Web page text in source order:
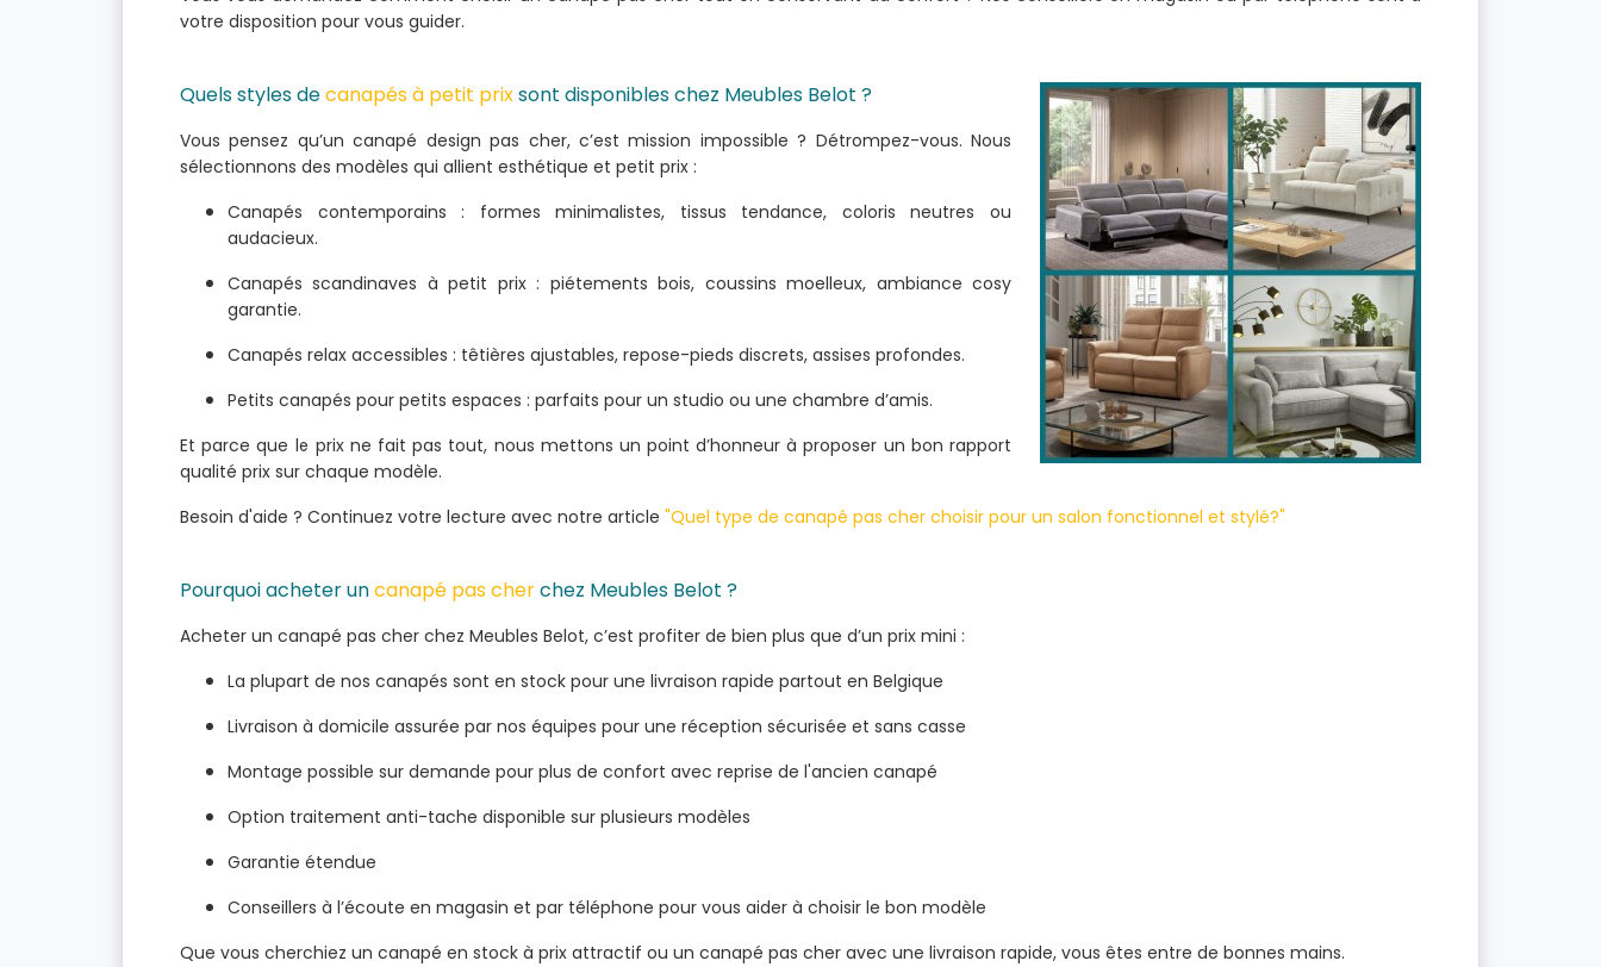
votre disposition pour vous guider.
Quels styles decanapés à petit prixsont disponibles chez Meubles Belot ?
Vous pensez qu’un canapé design pas cher, c’est mission impossible ? Détrompez-vous. Nous
sélectionnons des modèles qui allient esthétique et petit prix :
Canapés contemporains : formes minimalistes, tissus tendance, coloris neutres ou
audacieux.
Canapés scandinaves à petit prix : piétements bois, coussins moelleux, ambiance cosy
garantie.
Canapés relax accessibles : têtières ajustables, repose-pieds discrets, assises profondes.
Petits canapés pour petits espaces : parfaits pour un studio ou une chambre d’amis.
Et parce que le prix ne fait pas tout, nous mettons un point d’honneur à proposer un bon rapport
qualité prix sur chaque modèle.
Besoin d'aide ? Continuez votre lecture avec notre article "Quel type de canapé pas cher choisir pour un salon fonctionnel et stylé?"
Pourquoi acheter uncanapé pas cherchez Meubles Belot ?
Acheter un canapé pas cher chez Meubles Belot, c’est profiter de bien plus que d’un prix mini :
La plupart de nos canapés sont en stock pour une livraison rapide partout en Belgique
Livraison à domicile assurée par nos équipes pour une réception sécurisée et sans casse
Montage possible sur demande pour plus de confort avec reprise de l'ancien canapé
Option traitement anti-tache disponible sur plusieurs modèles
Garantie étendue
Conseillers à l’écoute en magasin et par téléphone pour vous aider à choisir le bon modèle
Que vous cherchiez un canapé en stock à prix attractif ou un canapé pas cher avec une livraison rapide, vous êtes entre de bonnes mains.